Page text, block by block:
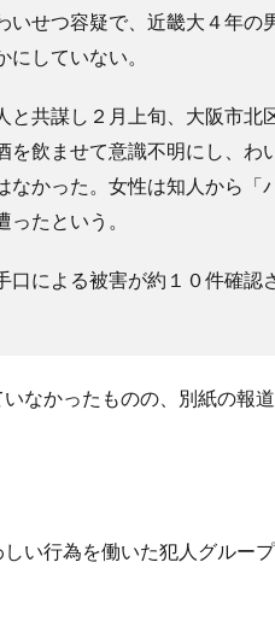
いせつ容疑で、近畿大４年
していない。
と共謀し２月上旬、大阪市
を飲ませて意識不明にし、わ
なかった。女性は知人から
ったという。
口による被害が約１０件確
なかったものの、別紙の報
い行為を働いた犯人グルー